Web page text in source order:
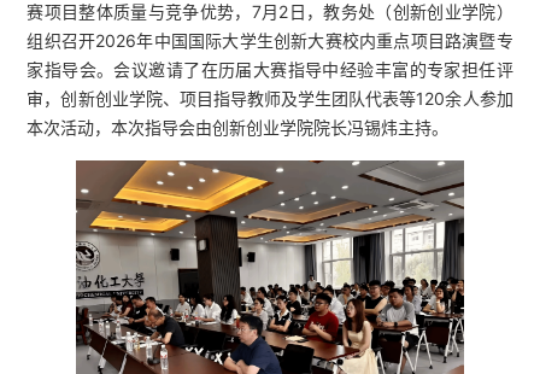
赛项目整体质量与竞争优势，7月2日，教务处（创新创业学院）
组织召开2026年中国国际大学生创新大赛校内重点项目路演暨专
家指导会。会议邀请了在历届大赛指导中经验丰富的专家担任评
审，创新创业学院、项目指导教师及学生团队代表等120余人参加
本次活动，本次指导会由创新创业学院院长冯锡炜主持。